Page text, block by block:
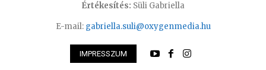
Értékesítés: Süli Gabriella
E-mail: gabriella.suli@oxygenmedia.hu
IMPRESSZUM